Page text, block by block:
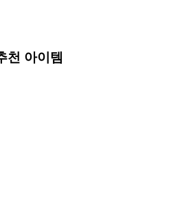
천 아이템